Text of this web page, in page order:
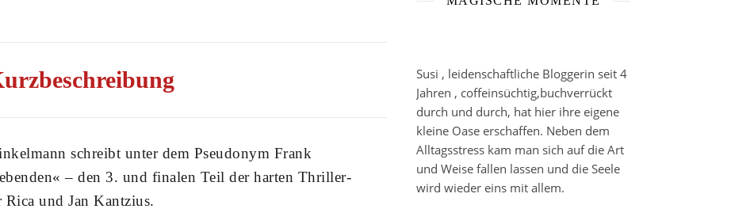
schreibt unter dem Pseudonym Frank
– den 3. und finalen Teil der harten Thriller-
und Jan Kantzius.
Susi , leidenschaftliche Bloggerin seit 4
Jahren , coffeinsüchtig,buchverrückt
durch und durch, hat hier ihre eigene
kleine Oase erschaffen. Neben dem
Alltagsstress kam man sich auf die Art
und Weise fallen lassen und die Seele
wird wieder eins mit allem.